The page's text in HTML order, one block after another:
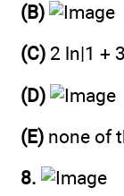
(B)
(C) 2 ln|1 + 3
(D)
(E) none of
8.